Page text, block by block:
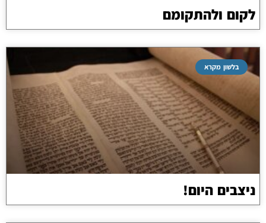
לקום ולהתקומם
בלשון מקרא
ניצבים היום!